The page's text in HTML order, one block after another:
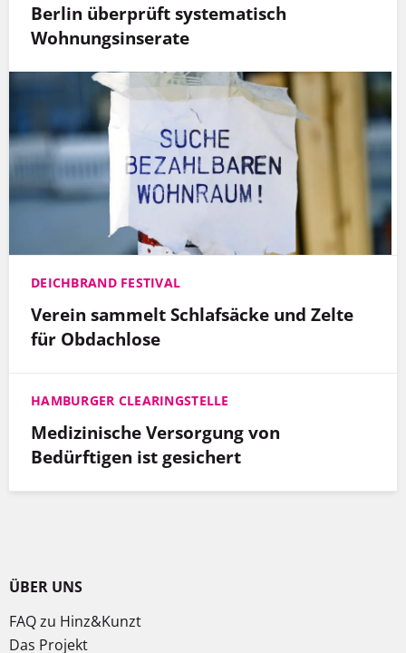
Berlin überprüft systematisch
Wohnungsinserate
DEICHBRAND FESTIVAL
Verein sammelt Schlafsäcke und Zelte
für Obdachlose
HAMBURGER CLEARINGSTELLE
Medizinische Versorgung von
Bedürftigen ist gesichert
ÜBER UNS
FAQ zu Hinz&Kunzt
Das Projekt